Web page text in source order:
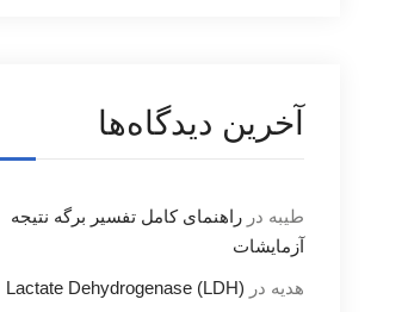
آخرین دیدگاه‌ها
طیبه در راهنمای کامل تفسیر برگه نتیجه
آزمایشات
هدیه در Lactate Dehydrogenase (LDH)